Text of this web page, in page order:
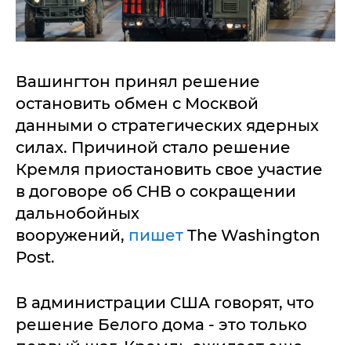
Вашингтон принял решение
остановить обмен с Москвой
данными о стратегических ядерных
силах. Причиной стало решение
Кремля приостановить свое участие
в договоре об СНВ о сокращении
дальнобойных
вооружений, пишет The Washington
Post.
В администрации США говорят, что
решение Белого дома - это только